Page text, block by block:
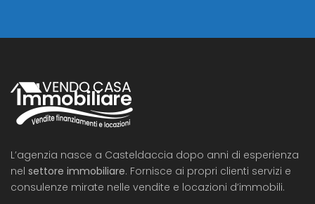
L’agenzia nasce a Casteldaccia dopo anni di esperienza
nel settore immobiliare. Fornisce ai propri clienti servizi e
consulenze mirate nelle vendite e locazioni d’immobili.